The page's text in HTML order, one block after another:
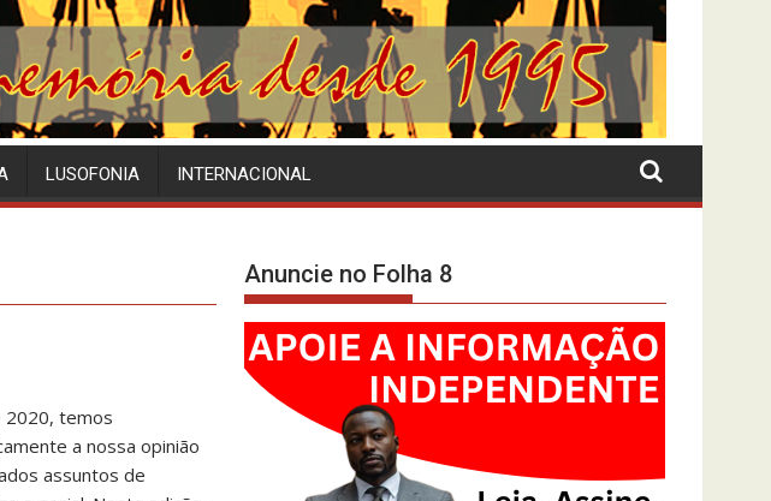
LUSOFONIA INTERNACIONAL
2020, temos
a nossa opinião
assuntos de
Anuncie no Folha 8